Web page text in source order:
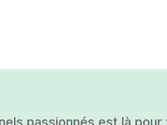
passionnés est là